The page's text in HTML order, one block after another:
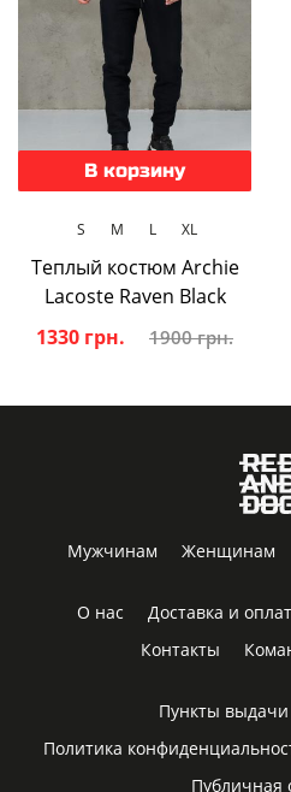
В корзину
S M L XL
Теплый костюм Archie
Lacoste Raven Black
1330 грн.
1900 грн.
Мужчинам Женщинам
О нас Доставка и
Контакты
Пункты выдачи
Политика
Публичная